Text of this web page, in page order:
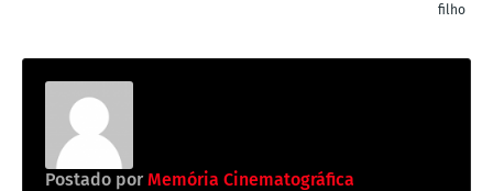
filho
Postado por Memória Cinematográfica